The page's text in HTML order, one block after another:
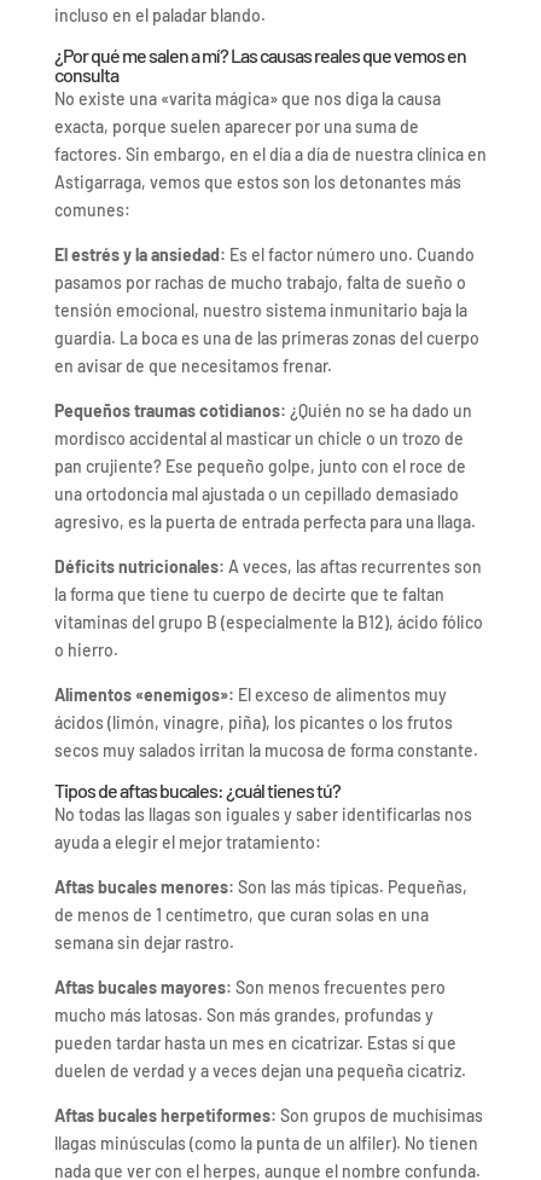
incluso en el paladar blando.
¿Por qué me salen a mí? Las causas reales que vemos en
consulta
No existe una «varita mágica» que nos diga la causa
exacta, porque suelen aparecer por una suma de
factores. Sin embargo, en el día a día de nuestra clínica en
Astigarraga, vemos que estos son los detonantes más
comunes:
El estrés y la ansiedad: Es el factor número uno. Cuando
pasamos por rachas de mucho trabajo, falta de sueño o
tensión emocional, nuestro sistema inmunitario baja la
guardia. La boca es una de las primeras zonas del cuerpo
en avisar de que necesitamos frenar.
Pequeños traumas cotidianos: ¿Quién no se ha dado un
mordisco accidental al masticar un chicle o un trozo de
pan crujiente? Ese pequeño golpe, junto con el roce de
una ortodoncia mal ajustada o un cepillado demasiado
agresivo, es la puerta de entrada perfecta para una llaga.
Déficits nutricionales: A veces, las aftas recurrentes son
la forma que tiene tu cuerpo de decirte que te faltan
vitaminas del grupo B (especialmente la B12), ácido fólico
o hierro.
Alimentos «enemigos»: El exceso de alimentos muy
ácidos (limón, vinagre, piña), los picantes o los frutos
secos muy salados irritan la mucosa de forma constante.
Tipos de aftas bucales: ¿cuál tienes tú?
No todas las llagas son iguales y saber identificarlas nos
ayuda a elegir el mejor tratamiento:
Aftas bucales menores: Son las más típicas. Pequeñas,
de menos de 1 centímetro, que curan solas en una
semana sin dejar rastro.
Aftas bucales mayores: Son menos frecuentes pero
mucho más latosas. Son más grandes, profundas y
pueden tardar hasta un mes en cicatrizar. Estas sí que
duelen de verdad y a veces dejan una pequeña cicatriz.
Aftas bucales herpetiformes: Son grupos de muchísimas
llagas minúsculas (como la punta de un alfiler). No tienen
nada que ver con el herpes, aunque el nombre confunda.